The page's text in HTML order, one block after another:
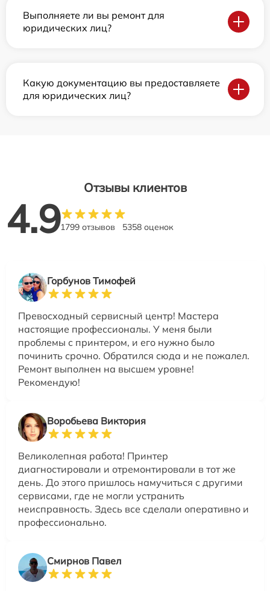
Выполняете ли вы ремонт для
юридических лиц?
Какую документацию вы предоставляете
для юридических лиц?
Отзывы клиентов
4.91799 отзывов 5358 оценок
Горбунов Тимофей
Превосходный сервисный центр! Мастера
настоящие профессионалы. У меня были
проблемы с принтером, и его нужно было
починить срочно. Обратился сюда и не пожалел.
Ремонт выполнен на высшем уровне!
Рекомендую!
Воробьева Виктория
Великолепная работа! Принтер
диагностировали и отремонтировали в тот же
день. До этого пришлось намучиться с другими
сервисами, где не могли устранить
неисправность. Здесь все сделали оперативно и
профессионально.
Смирнов Павел